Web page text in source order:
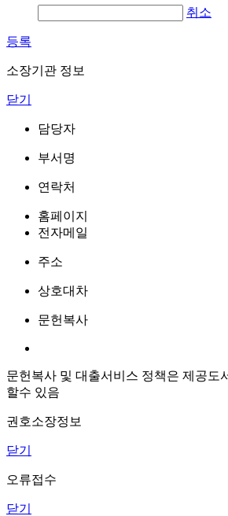
취소
등록
소장기관 정보
닫기
담당자
부서명
연락처
홈페이지
전자메일
주소
상호대차
문헌복사
문헌복사 및 대출서비스 정책은 제공도
할수 있음
권호소장정보
닫기
오류접수
닫기